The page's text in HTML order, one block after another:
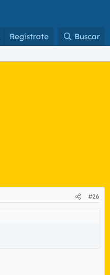
Regístrate Buscar
#26